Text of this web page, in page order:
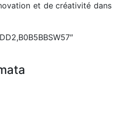
et de créativité dans